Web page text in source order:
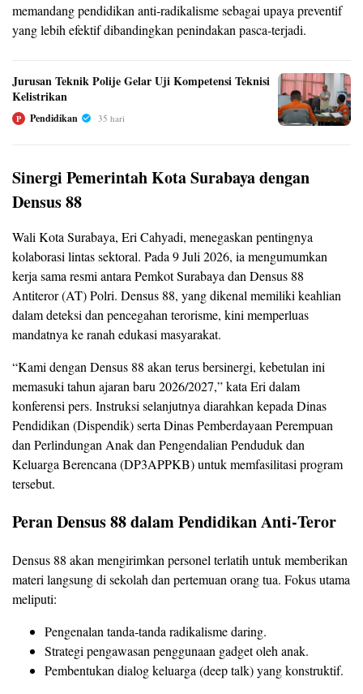
memandang pendidikan anti‑radikalisme sebagai upaya preventif
yang lebih efektif dibandingkan penindakan pasca‑terjadi.
Jurusan Teknik Polije Gelar Uji Kompetensi Teknisi
Kelistrikan
P Pendidikan 35 hari
Sinergi Pemerintah Kota Surabaya dengan
Densus 88
Wali Kota Surabaya, Eri Cahyadi, menegaskan pentingnya
kolaborasi lintas sektoral. Pada 9 Juli 2026, ia mengumumkan
kerja sama resmi antara Pemkot Surabaya dan Densus 88
Antiteror (AT) Polri. Densus 88, yang dikenal memiliki keahlian
dalam deteksi dan pencegahan terorisme, kini memperluas
mandatnya ke ranah edukasi masyarakat.
“Kami dengan Densus 88 akan terus bersinergi, kebetulan ini
memasuki tahun ajaran baru 2026/2027,” kata Eri dalam
konferensi pers. Instruksi selanjutnya diarahkan kepada Dinas
Pendidikan (Dispendik) serta Dinas Pemberdayaan Perempuan
dan Perlindungan Anak dan Pengendalian Penduduk dan
Keluarga Berencana (DP3APPKB) untuk memfasilitasi program
tersebut.
Peran Densus 88 dalam Pendidikan Anti‑Teror
Densus 88 akan mengirimkan personel terlatih untuk memberikan
materi langsung di sekolah dan pertemuan orang tua. Fokus utama
meliputi:
Pengenalan tanda‑tanda radikalisme daring.
Strategi pengawasan penggunaan gadget oleh anak.
Pembentukan dialog keluarga (deep talk) yang konstruktif.